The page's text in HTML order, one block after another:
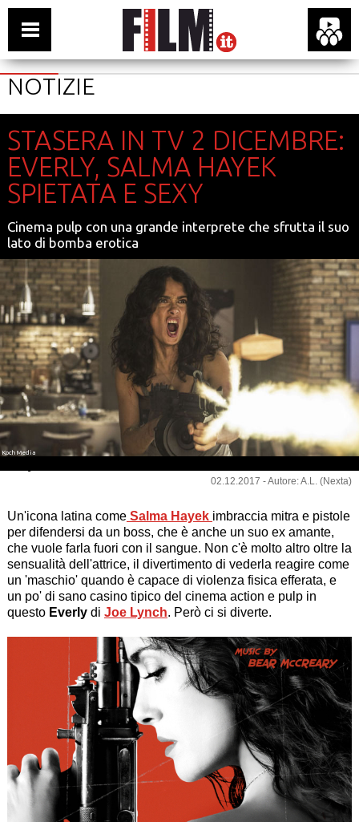
NOTIZIE
STASERA IN TV 2 DICEMBRE:
EVERLY, SALMA HAYEK
SPIETATA E SEXY
Cinema pulp con una grande interprete che sfrutta il suo
lato di bomba erotica
Koch Media
02.12.2017 - Autore: A.L. (Nexta)
Un'icona latina comeSalma Hayek imbraccia mitra e pistole
per difendersi da un boss, che è anche un suo ex amante,
che vuole farla fuori con il sangue. Non c'è molto altro oltre la
sensualità dell'attrice, il divertimento di vederla reagire come
un 'maschio' quando è capace di violenza fisica efferata, e
un po' di sano casino tipico del cinema action e pulp in
questo Everly di Joe Lynch. Però ci si diverte.